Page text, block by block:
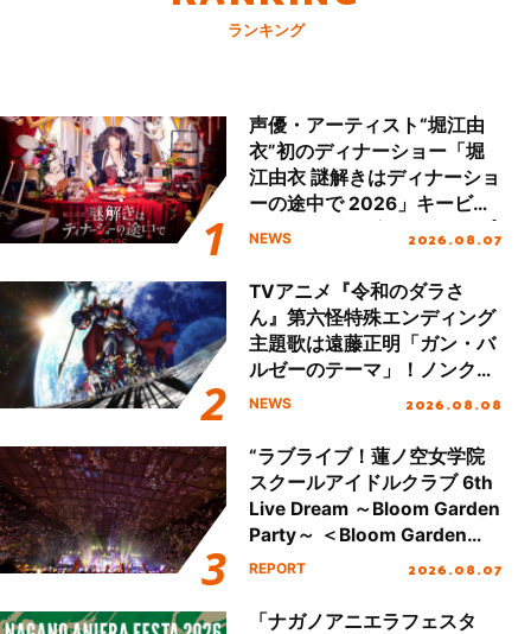
ランキング
声優・アーティスト“堀江由
衣”初のディナーショー「堀
江由衣 謎解きはディナーショ
ーの途中で 2026」キービジ
ュアル＆グッズラインナップ
NEWS 2026.08.07
TVアニメ『令和のダラさ
ん』第六怪特殊エンディング
主題歌は遠藤正明「ガン・バ
ルゼーのテーマ」！ノンクレ
ジットエンディング映像も公
NEWS 2026.08.08
“ラブライブ！蓮ノ空女学院
スクールアイドルクラブ 6th
Live Dream ～Bloom Garden
Party～ ＜Bloom Garden
Party Stage／埼玉公演＞”
REPORT 2026.08.07
「ナガノアニエラフェスタ